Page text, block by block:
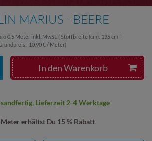
MARIUS - BEERE
0,5 Meter inkl. MwSt. ( Stoffbreite (cm): 135 cm |
10,90 € / Meter)
erhältst Du 15 % Rabatt
In den Warenkorb
Lieferzeit 2-4 Werktage